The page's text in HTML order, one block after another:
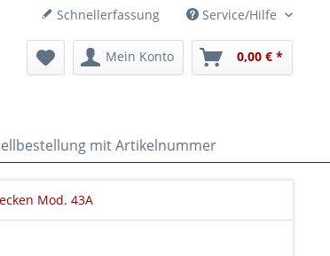
Schnellerfassung Service/Hilfe
Mein Konto 0,00 € *
mit Artikelnummer
Mod. 43A